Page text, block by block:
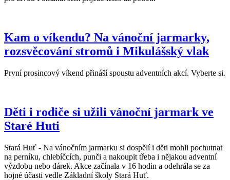
Kam o víkendu? Na vánoční jarmarky,
rozsvěcování stromů i Mikulášský vlak
První prosincový víkend přináší spoustu adventních akcí. Vyberte si.
Děti i rodiče si užili vánoční jarmark ve
Staré Huti
Stará Huť - Na vánočním jarmarku si dospělí i děti mohli pochutnat
na perníku, chlebíčcích, punči a nakoupit třeba i nějakou adventní
výzdobu nebo dárek. Akce začínala v 16 hodin a odehrála se za
hojné účasti vedle Základní školy Stará Huť.